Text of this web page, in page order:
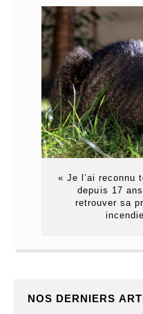
« Je l’ai reconnu
depuis 17
retrouver sa
NOS DERNIERS